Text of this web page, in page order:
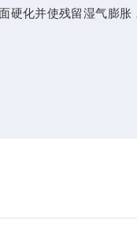
化并使残留湿气膨